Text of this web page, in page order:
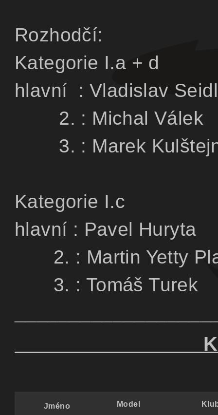
Rozhodčí:
Kategorie I.a + d
hlavní :
2. : Michal
3. : Marek
Kategorie
hlavní : Pavel
2. : Martin
3. : Tomáš
Jméno Model